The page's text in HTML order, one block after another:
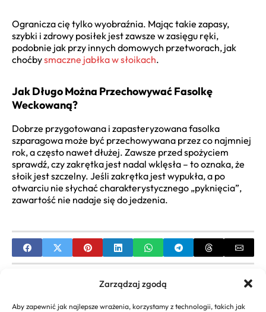
Zarządzaj zgodą
Aby zapewnić jak najlepsze wrażenia, korzystamy z technologii, takich jak
Ogranicza cię tylko wyobraźnia. Mając takie zapasy,
szybki i zdrowy posiłek jest zawsze w zasięgu ręki,
podobnie jak przy innych domowych przetworach, jak
choćbysmaczne jabłka w słoikach.
Jak Długo Można Przechowywać Fasolkę
Weckowaną?
Dobrze przygotowana i zapasteryzowana fasolka
szparagowa może być przechowywana przez co najmniej
rok, a często nawet dłużej. Zawsze przed spożyciem
sprawdź, czy zakrętka jest nadal wklęsła – to oznaka, że
słoik jest szczelny. Jeśli zakrętka jest wypukła, a po
otwarciu nie słychać charakterystycznego „pyknięcia”,
zawartość nie nadaje się do jedzenia.
Prosty przepis na roladę z cukinii | Sprawdzona